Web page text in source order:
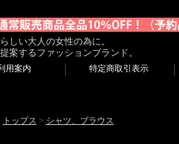
しい大人の女性の為に。
案するファッションブランド。
用案内 特定商取引表示
トップス > シャツ、ブラウス